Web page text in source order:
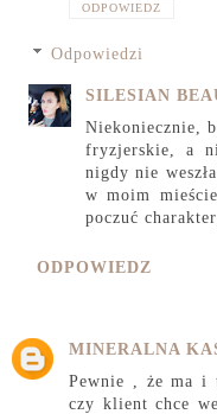
ODPOWIEDZ
Odpowiedzi
SILESIAN
Niekoniecznie,
fryzjerskie, a
nigdy nie
w moim
poczuć
ODPOWIEDZ
MINERALNA
Pewnie , że ma i
czy klient chce